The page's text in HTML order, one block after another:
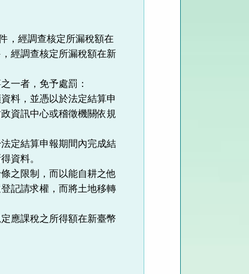
，經調查核定所漏稅額在
經調查核定所漏稅額在新
一者，免予處罰：
料，並憑以於法定結算申
資訊中心或稽徵機關依規
定結算申報期間內完成結
資料。
之限制，而以能自耕之他
記請求權，而將土地移轉
應課稅之所得額在新臺幣